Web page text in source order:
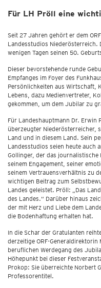
Für LH Pröll eine
Seit 27 Jahren gehört er dem
Landesstudios Niederösterreich.
wenigen Tagen seinen 50.
Dieser bevorstehende runde
Empfanges im Foyer des
Persönlichkeiten aus Wirtschaft,
Lebens, dazu Medienvertreter,
gekommen, um dem Jubilar zu
Für Landeshauptmann Dr.
überzeugter Niederösterreicher,
Land und in diesem Land. Sein
Landesstudios seien heute auch
Gollinger, der das
seinem Engagement, seiner
seinem Vertrauensverhältnis zu
wichtigen Beitrag zum
Landes geleistet. Pröll: „Das
des Landes.“ Darüber hinaus
der mit Herz und Liebe dem
die Bodenhaftung erhalten hat.
In die Schar der Gratulanten
derzeitige ORF-
beruflichen Werdegang des
Höhepunkt bei dieser
Prokop: Sie überreichte Norbert
Professorentitel.